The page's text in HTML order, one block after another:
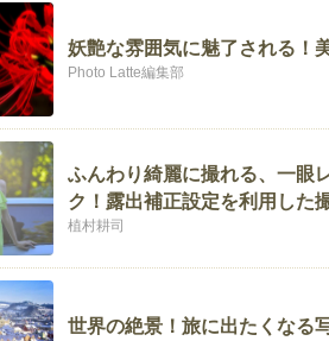
妖艶な雰囲気に魅了される！
Photo Latte編集部
ふんわり綺麗に撮れる、一眼
ク！露出補正設定を利用した
植村耕司
世界の絶景！旅に出たくなる